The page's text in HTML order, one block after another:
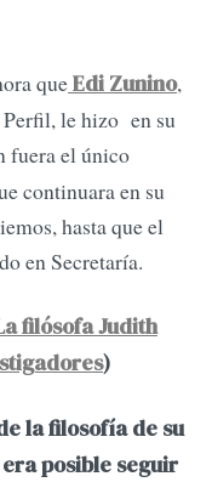
queEdi Zunino,
le hizo en su
fuera el único
continuara en su
hasta que el
en Secretaría.
filósofa Judith
)
la filosofía de su
posible seguir